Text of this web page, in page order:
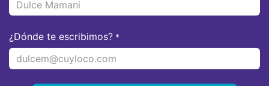
¿Dónde te escribimos? *